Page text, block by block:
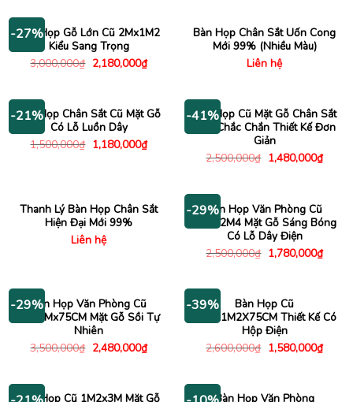
-27%
Bàn Họp Gỗ Lớn Cũ 2Mx1M2
Kiểu Sang Trọng
3,000,000₫ Giá
gốc
2,180,000₫Giá
hiện
2,180,000₫.
Bàn Họp Chân Sắt Uốn Cong
Mới 99% (Nhiều Màu)
Liên hệ
-21%
Bàn Họp Chân Sắt Cũ Mặt Gỗ
Có Lỗ Luồn Dây
1,500,000₫ Giá
gốc
1,180,000₫Giá
hiện
-41%
Bàn Họp Cũ Mặt Gỗ Chân Sắt
Đen Chắc Chắn Thiết Kế Đơn
Giản
2,500,000₫ Giá
gốc
1,480,000₫Giá
hiện
Thanh Lý Bàn Họp Chân Sắt
Hiện Đại Mới 99%
Liên hệ
-29%Bàn Họp Văn Phòng Cũ
1M2x2M4 Mặt Gỗ Sáng Bóng
Có Lỗ Dây Điện
2,500,000₫ Giá
gốc
1,780,000₫Giá
hiện
-29%Bàn Họp Văn Phòng Cũ
3Mx1Mx75CM Mặt Gỗ Sồi Tự
Nhiên
3,500,000₫ Giá
gốc
2,480,000₫Giá
hiện
2,480,000₫.
-39%
Bàn Họp Cũ
2M2X1M2X75CM Thiết Kế Có
Hộp Điện
2,600,000₫ Giá
gốc
1,580,000₫Giá
hiện
Bàn Họp Cũ 1M2x3M Mặt Gỗ
Bàn Họp Văn Phòng